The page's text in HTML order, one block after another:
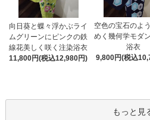
向日葵と蝶々浮かぶライ
ムグリーンにピンクの鉄
線花美しく咲く注染浴衣
11,800円(税込12,980円)
空色の宝石のよ
めく幾何学モダ
浴衣
9,800円(税込
もっと見